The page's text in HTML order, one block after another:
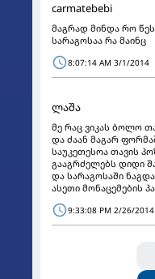
carmatebebi
მაგრად მინდა რო
სარაგოსაა რა მაინც
8:07:14 AM 3/1/2014
ლაშა
მე რაც ვიკას ბოლო
და ძაან მაგარ
საუკეთესოა თავის
გააგრძელებს დიდი
და სარაგოსაში
ასეთი მონაცემების
9:33:08 PM 2/26/2014